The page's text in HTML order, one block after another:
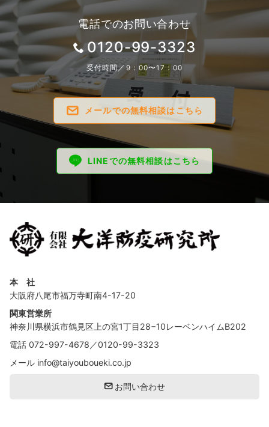
電話でのお問い合わせ
0120-99-3323
受付時間／9：00〜17：00
メールでの無料相談はこちら
LINEでの無料相談はこちら
本 社
大阪府八尾市福万寺町南4-17-20
関東営業所
神奈川県横浜市鶴見区上の宮1丁目28−10レーベンハイムB202
電話 072-997-4678 ／0120-99-3323
メール info@taiyouboueki.co.jp
お問い合わせ